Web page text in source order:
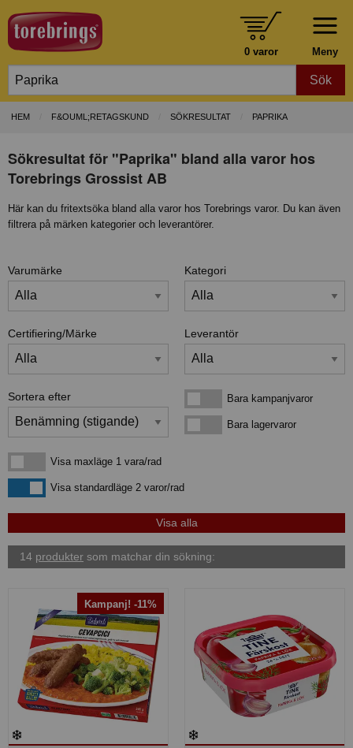
Meny
0 varor
Sök
HEM F&OUML;RETAGSKUND SÖKRESULTAT PAPRIKA
Sökresultat för "Paprika" bland alla varor hos
Torebrings Grossist AB
Här kan du fritextsöka bland alla varor hos Torebrings varor. Du kan även
filtrera på märken kategorier och leverantörer.
Varumärke Kategori
Certifiering/Märke Leverantör
Sortera efter Bara kampanjvarorBara kampanjvaror
Bara lagervarorBara lagervaror
Visa maxläge 1 vara/rad
Visa maxläge 1 vara/rad
Visa standardlägeVisa standardläge 2 varor/rad
14 produkter som matchar din sökning:
Kampanj! -11%